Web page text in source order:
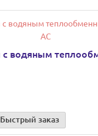
с водяным
Быстрый заказ